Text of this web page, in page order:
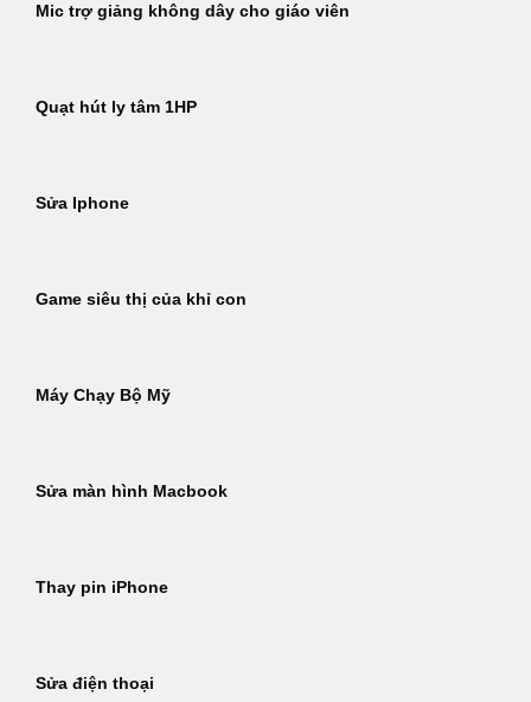
Mic trợ giảng không dây cho giáo viên
Quạt hút ly tâm 1HP
Sửa Iphone
Game siêu thị của khỉ con
Máy Chạy Bộ Mỹ
Sửa màn hình Macbook
Thay pin iPhone
Sửa điện thoại